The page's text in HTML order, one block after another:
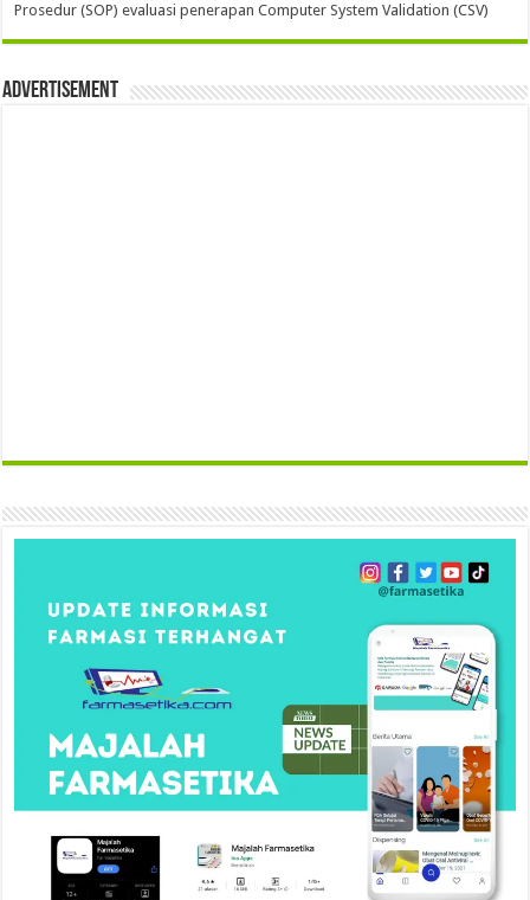
Prosedur (SOP) evaluasi penerapan Computer System Validation (CSV)
Advertisement